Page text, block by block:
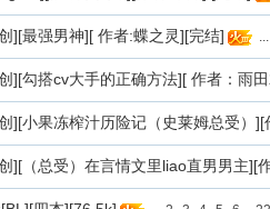
][最强男神][ 作者:蝶之灵][完结] ...
][勾搭cv大手的正确方法][ 作者：雨
][小果冻榨汁历险记（史莱姆总受）][
][（总受）在言情文里liao直男男主][